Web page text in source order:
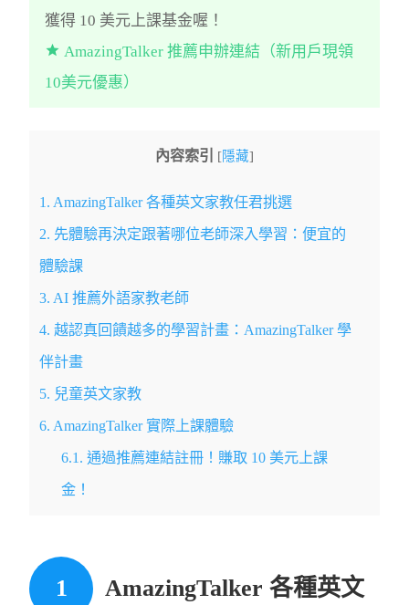
獲得 10 美元上課基金喔！
AmazingTalker 推薦申辦連結（新用戶現領
10美元優惠）
內容索引 [隱藏]
1. AmazingTalker 各種英文家教任君挑選
2. 先體驗再決定跟著哪位老師深入學習：便宜的
體驗課
3. AI 推薦外語家教老師
4. 越認真回饋越多的學習計畫：AmazingTalker 學
伴計畫
5. 兒童英文家教
6. AmazingTalker 實際上課體驗
6.1. 通過推薦連結註冊！賺取 10 美元上課
金！
AmazingTalker 各種英文